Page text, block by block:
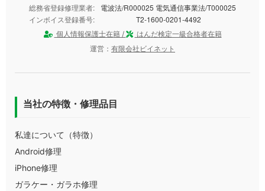
総務省登録修理業者:
電波法/R000025 電気通信事業法/T000025
インボイス登録番号:
T2-1600-0201-4492
個人情報保護士在籍 /
はんだ検定一級合格者在籍
運営： 有限会社ビイネット
当社の特徴・修理品目
私達について（特徴）
Android修理
iPhone修理
ガラケー・ガラホ修理